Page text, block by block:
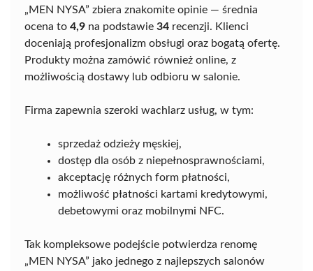
„MEN NYSA” zbiera znakomite opinie — średnia
ocena to 4,9 na podstawie 34 recenzji. Klienci
doceniają profesjonalizm obsługi oraz bogatą ofertę.
Produkty można zamówić również online, z
możliwością dostawy lub odbioru w salonie.
Firma zapewnia szeroki wachlarz usług, w tym:
sprzedaż odzieży męskiej,
dostęp dla osób z niepełnosprawnościami,
akceptację różnych form płatności,
możliwość płatności kartami kredytowymi,
debetowymi oraz mobilnymi NFC.
Tak kompleksowe podejście potwierdza renomę
„MEN NYSA” jako jednego z najlepszych salonów